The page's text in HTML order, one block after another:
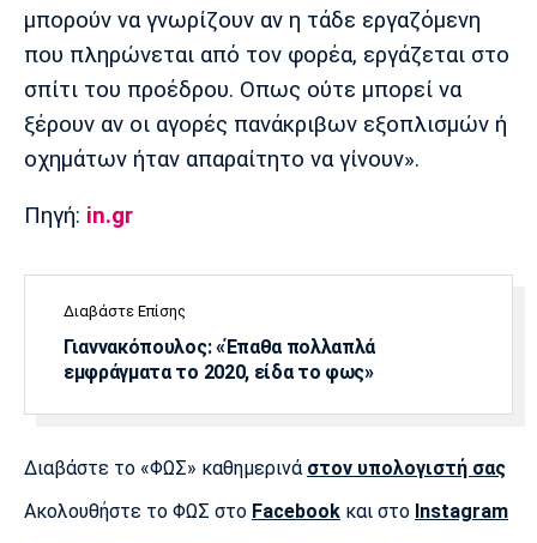
μπορούν να γνωρίζουν αν η τάδε εργαζόμενη
που πληρώνεται από τον φορέα, εργάζεται στο
σπίτι του προέδρου. Οπως ούτε μπορεί να
ξέρουν αν οι αγορές πανάκριβων εξοπλισμών ή
οχημάτων ήταν απαραίτητο να γίνουν».
Πηγή: in.gr
Διαβάστε Επίσης
Γιαννακόπουλος: «Έπαθα πολλαπλά
εμφράγματα το 2020, είδα το φως»
Διαβάστε το «ΦΩΣ» καθημερινά στον υπολογιστή σας
Ακολουθήστε το ΦΩΣ στο Facebook και στο Instagram